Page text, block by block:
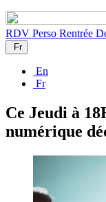
RDV Perso Rentrée
Fr
En
Fr
Ce Jeudi à
numérique